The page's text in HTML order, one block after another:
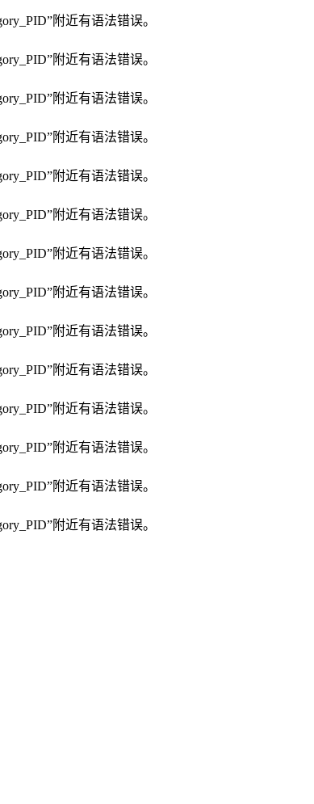
附近有语法错误。
附近有语法错误。
附近有语法错误。
附近有语法错误。
附近有语法错误。
附近有语法错误。
附近有语法错误。
附近有语法错误。
附近有语法错误。
附近有语法错误。
附近有语法错误。
附近有语法错误。
附近有语法错误。
附近有语法错误。